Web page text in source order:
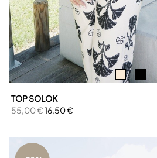
TOP SOLOK
55,00 €16,50 €